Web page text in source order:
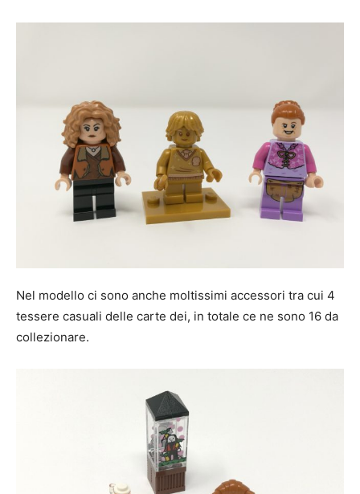
Nel modello ci sono anche moltissimi accessori tra cui 4
tessere casuali delle carte dei, in totale ce ne sono 16 da
collezionare.